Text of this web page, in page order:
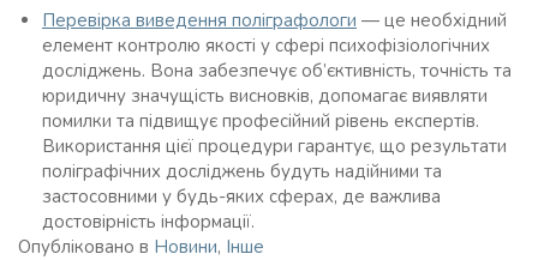
Перевірка виведення поліграфологи — це необхідний
елемент контролю якості у сфері психофізіологічних
досліджень. Вона забезпечує об’єктивність, точність та
юридичну значущість висновків, допомагає виявляти
помилки та підвищує професійний рівень експертів.
Використання цієї процедури гарантує, що результати
поліграфічних досліджень будуть надійними та
застосовними у будь-яких сферах, де важлива
достовірність інформації.
Опубліковано в Новини, Інше